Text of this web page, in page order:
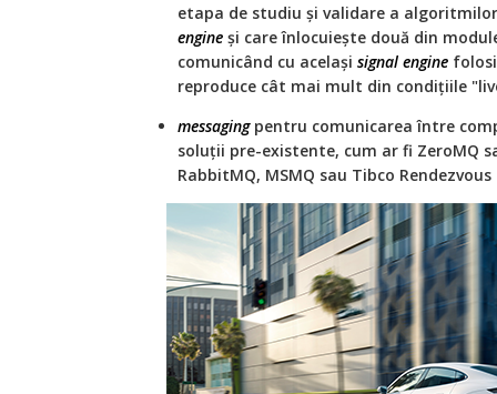
etapa de studiu și validare a
engine și care înlocuiește două din
comunicând cu același signal engine
reproduce cât mai mult din condițiile
messagingpentru comunicarea între
soluții pre-existente, cum ar fi ZeroMQ
RabbitMQ, MSMQ sau Tibco Rendezvous